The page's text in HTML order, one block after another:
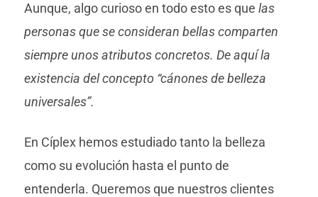
Aunque, algo curioso en todo esto es que las
personas que se consideran bellas comparten
siempre unos atributos concretos. De aquí la
existencia del concepto “cánones de belleza
universales”.
En Cíplex hemos estudiado tanto la belleza
como su evolución hasta el punto de
entenderla. Queremos que nuestros clientes